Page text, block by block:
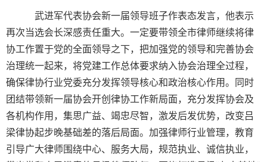
武进军代表协会新一届领导班子作表态发言，他表示
再次当选会长深感责任重大。一定要带领全市律师继续将律
协工作置于党的全面领导之下，把加强党的领导和完善协会
治理统一起来，将党建工作总体要求纳入协会治理全过程，
确保律协行业党委充分发挥领导核心和政治核心作用。同时
团结带领新一届协会开创律协工作新局面，充分发挥协会及
各机构作用，集思广益、竭忠尽智，激发后发优势，改变吕
梁律协起步晚基础差的落后局面。加强律师行业管理，教育
引导广大律师围绕中心、服务大局，规范执业、诚信执业，